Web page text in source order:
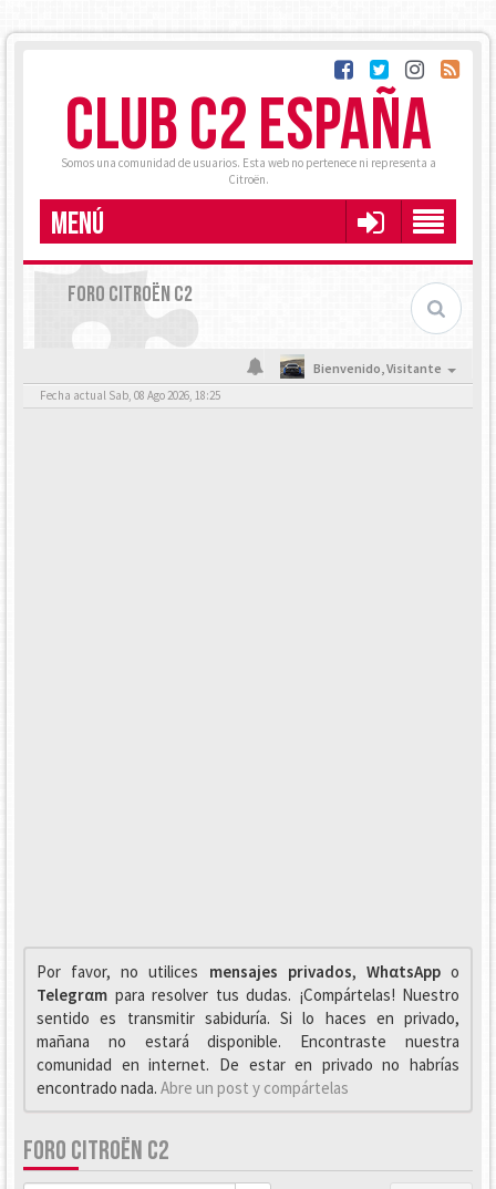
CLUB C2 ESPAÑA
Somos una comunidad de usuarios. Esta web no pertenece ni representa a
Citroën.
MENÚ
FORO CITROËN C2
Bienvenido,Visitante
Fecha actual Sab, 08 Ago 2026, 18:25
Por favor, no utilices mensajes privados, WhαtsAppo
Telegrαm para resolver tus dudas. ¡Compártelas! Nuestro
sentido es transmitir sabiduría. Si lo haces en privado,
mañana no estará disponible. Encontraste nuestra
comunidad en internet. De estar en privado no habrías
encontrado nada. Abre un post y compártelas
FORO CITROËN C2